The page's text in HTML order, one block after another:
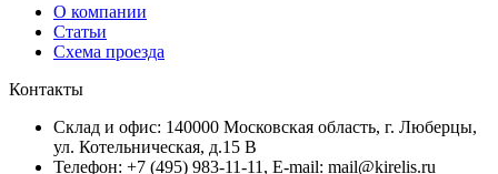
О компании
Статьи
Схема проезда
Контакты
Склад и офис: 140000 Московская область, г. Люберцы,
ул. Котельническая, д.15 В
Телефон: +7 (495) 983-11-11, Е-mail: mail@kirelis.ru